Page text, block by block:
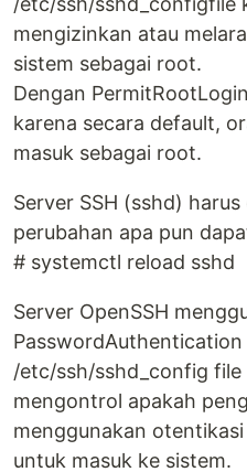
mengizinkan atau
sistem sebagai root.
Dengan
karena secara default,
masuk sebagai root.
Server SSH (sshd)
perubahan apa pun
# systemctl reload sshd
Server OpenSSH
/etc/ssh/sshd_config
mengontrol apakah
menggunakan
untuk masuk ke sistem.